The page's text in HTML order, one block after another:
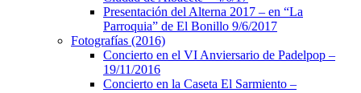
Presentación del Alterna 2017 – en “La
Parroquia” de El Bonillo 9/6/2017
Fotografías (2016)
Concierto en el VI Anviersario de Padelpop –
19/11/2016
Concierto en la Caseta El Sarmiento –